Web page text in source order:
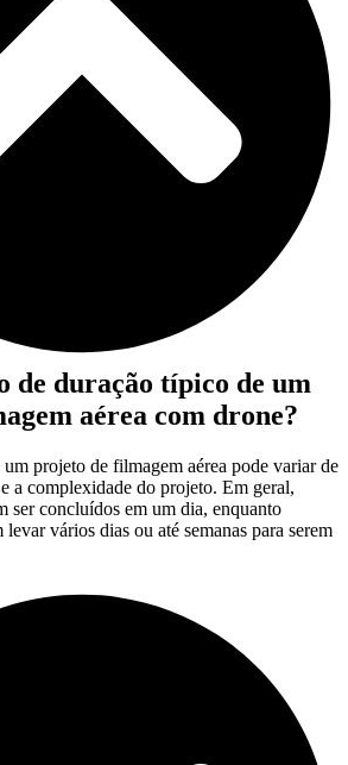
de duração típico de um
aérea com drone?
projeto de filmagem aérea pode variar de
a complexidade do projeto. Em geral,
ser concluídos em um dia, enquanto
vários dias ou até semanas para serem